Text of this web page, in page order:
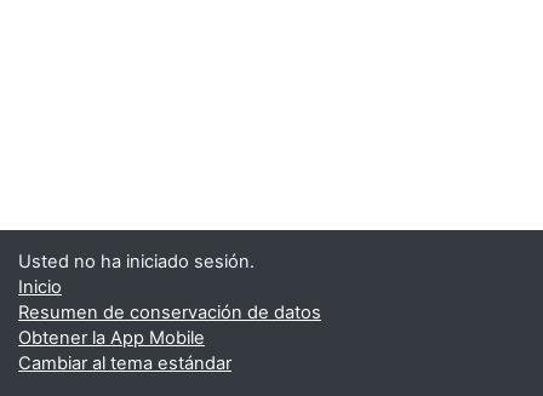
Usted no ha iniciado sesión.
Inicio
Resumen de conservación de datos
Obtener la App Mobile
Cambiar al tema estándar